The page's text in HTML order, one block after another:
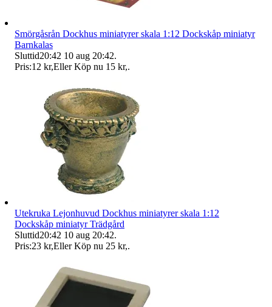
Smörgåsrån Dockhus miniatyrer skala 1:12 Dockskåp miniatyr
Barnkalas
Sluttid20:42 10 aug 20:42.
Pris:12 kr,Eller Köp nu 15 kr,.
Utekruka Lejonhuvud Dockhus miniatyrer skala 1:12
Dockskåp miniatyr Trädgård
Sluttid20:42 10 aug 20:42.
Pris:23 kr,Eller Köp nu 25 kr,.